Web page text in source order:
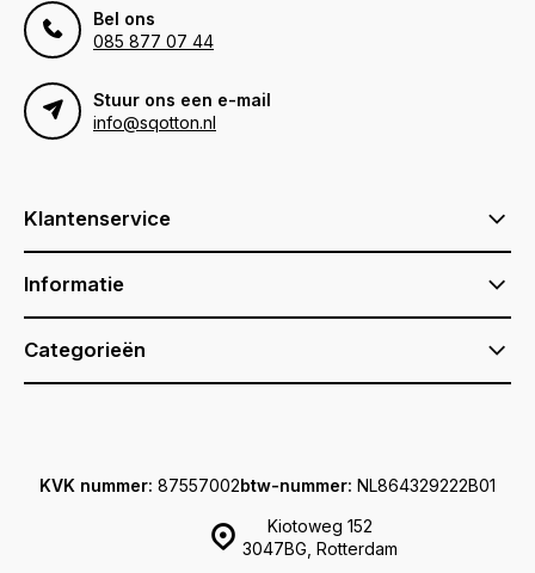
Bel ons
085 877 07 44
Stuur ons een e-mail
info@sqotton.nl
Klantenservice
Informatie
Categorieën
Kiotoweg 152
3047BG, Rotterdam
KVK nummer: 87557002btw-nummer: NL864329222B01